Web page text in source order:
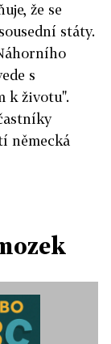
že se
státy.
s
k životu".
německá